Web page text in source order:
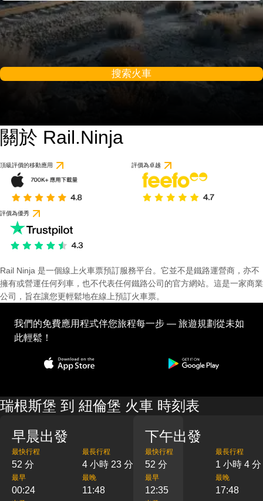
搜索火車
關於 Rail.Ninja
頂級評價的移動應用 評價為卓越
評價為優秀
Rail Ninja 是一個線上火車票預訂服務平台。它並不是鐵路運營商，亦不
擁有或營運任何列車，也不代表任何鐵路公司的官方網站。這是一家商業
公司，旨在讓您更輕鬆地在線上預訂火車票。
我們的免費應用程式伴您旅程每一步 — 旅遊規劃從未如
此輕鬆！
瑞根斯堡 到 紐倫堡 火車 時刻表
早晨出發
最快行程
52 分
最長行程
4 小時 23 分
最早
00:24
最晚
11:48
下午出發
最快行程
52 分
最長行程
1 小時 4 分
最早
12:35
最晚
17:48